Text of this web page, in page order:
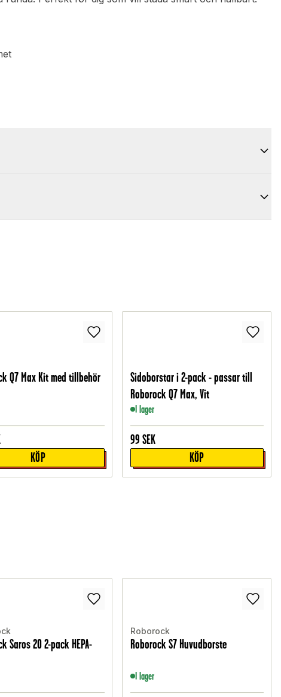
Q7 Max Kit med tillbehör
KÖP
Sidoborstar i 2-pack - passar till
Roborock Q7 Max, Vit
I lager
99 SEK
KÖP
Saros 20 2-pack HEPA-
Roborock
Roborock S7 Huvudborste
I lager